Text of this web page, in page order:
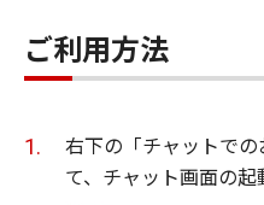
ご利用方法
右下の「チャットで
て、チャット画面の起